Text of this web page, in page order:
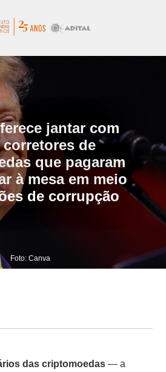
jantar com
de
que pagaram
à mesa em meio
de corrupção
Foto: Canva
das criptomoedas — a